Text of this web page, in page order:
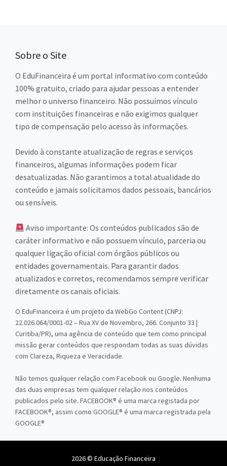
Sobre o Site
O EduFinanceira é um portal informativo com conteúdo
100% gratuito, criado para ajudar pessoas a entender
melhor o universo financeiro. Não possuímos vínculo
com instituições financeiras e não exigimos qualquer
tipo de compensação pelo acesso às informações.
Devido à constante atualização de regras e serviços
financeiros, algumas informações podem ficar
desatualizadas. Não garantimos a total atualidade do
conteúdo e jamais solicitamos dados pessoais, bancários
ou sensíveis.
Aviso importante: Os conteúdos publicados são de
caráter informativo e não possuem vínculo, parceria ou
qualquer ligação oficial com órgãos públicos ou
entidades governamentais. Para garantir dados
atualizados e corretos, recomendamos sempre verificar
diretamente os canais oficiais.
O EduFinanceira é um projeto da WebGo Content (CNPJ:
22.026.064/0001-02 – Rua XV de Novembro, 266. Conjunto 33 |
Curitiba/PR), uma agência de conteúdo que tem como principal
missão gerar conteúdos que respondam todas as suas dúvidas
com Clareza, Riqueza e Veracidade.
Não temos qualquer relação com Facebook ou Google. Nenhuma
das duas empresas tem qualquer relação nos conteúdos
publicados pelo site. FACEBOOK® é uma marca registada por
FACEBOOK®, assim como GOOGLE® é uma marca registrada pela
GOOGLE®
2026 © Educação Financeira